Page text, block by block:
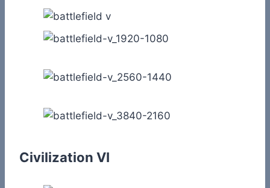
Civilization VI